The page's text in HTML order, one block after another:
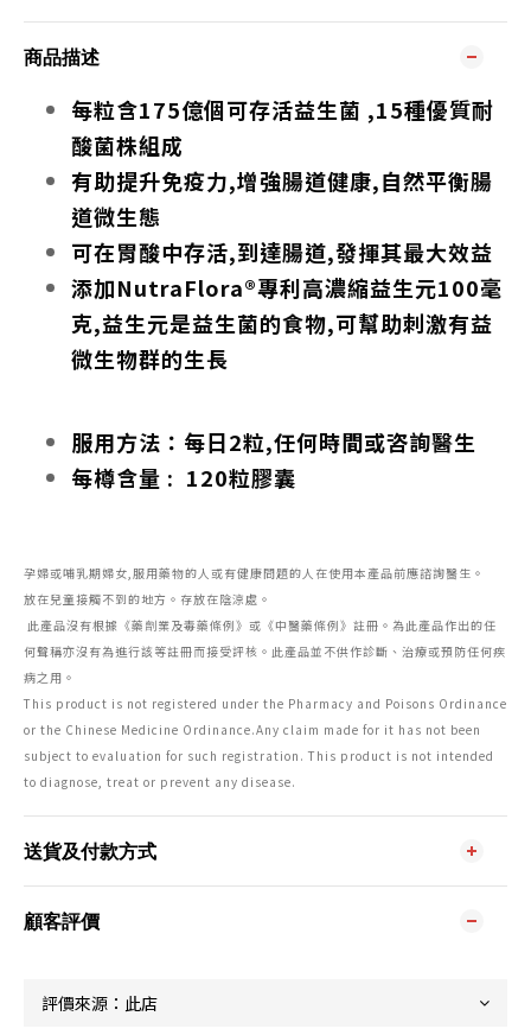
商品描述
每粒含175億個可存活益生菌 ,15種優質耐
酸菌株組成
有助提升免疫力,增強腸道健康,自然平衡腸
道微生態
可在胃酸中存活,到達腸道,發揮其最大效益
添加NutraFlora®專利高濃縮益生元100毫
克,益生元是益生菌的食物,可幫助刺激有益
微生物群的生長
服用方法：每日2粒,任何時間或咨詢醫生
每樽含量 : 120粒膠囊
孕婦或哺乳期婦女,服用藥物的人或有健康問題的人在使用本產品前應諮詢醫生。
放在兒童接觸不到的地方。存放在陰涼處。
此產品沒有根據《藥劑業及毒藥條例》或《中醫藥條例》註冊。為此產品作出的任
何聲稱亦沒有為進行該等註冊而接受評核。此產品並不供作診斷、治療或預防任何疾
病之用。
This product is not registered under the Pharmacy and Poisons Ordinance
or the Chinese Medicine Ordinance.Any claim made for it has not been
subject to evaluation for such registration. This product is not intended
to diagnose, treat or prevent any disease.
送貨及付款方式
顧客評價